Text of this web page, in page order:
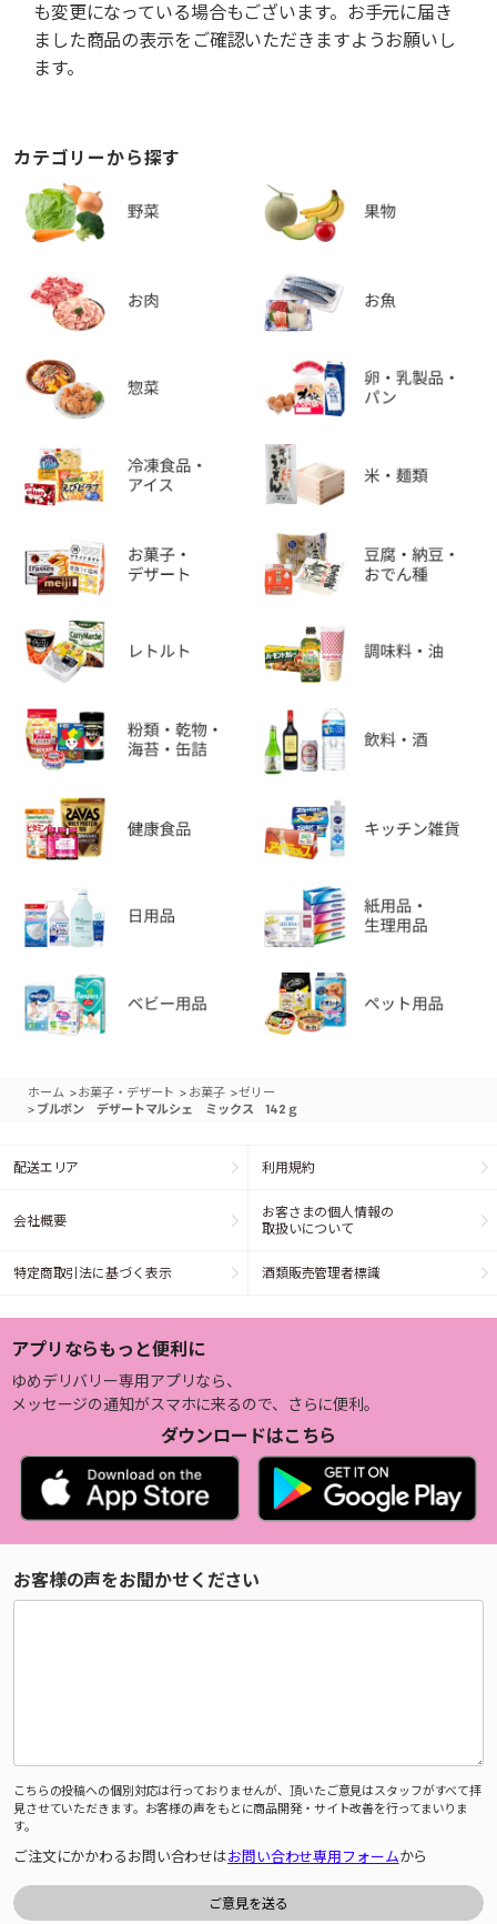
も変更になっている場合もございます。お手元に届き
ました商品の表示をご確認いただきますようお願いし
ます。
カテゴリーから探す
ホーム >お菓子・デザート > お菓子 >ゼリー
> ブルボン デザートマルシェ ミックス 142ｇ
配送エリア 利用規約
会社概要
お客さまの個人情報の
取扱いについて
特定商取引法に基づく表示 酒類販売管理者標識
アプリならもっと便利に
ゆめデリバリー専用アプリなら、
メッセージの通知がスマホに来るので、さらに便利。
ダウンロードはこちら
お客様の声をお聞かせください
こちらの投稿への個別対応は行っておりませんが、頂いたご意見はスタッフがすべて拝
見させていただきます。お客様の声をもとに商品開発・サイト改善を行ってまいりま
す。
ご注文にかかわるお問い合わせはお問い合わせ専用フォームから